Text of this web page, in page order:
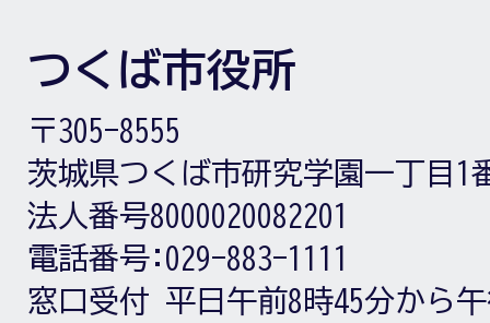
つくば市役所
〒305-8555
茨城県つくば市研究学園一丁目1
法人番号8000020082201
電話番号: 029-883-1111
窓口受付 平日午前8時45分から